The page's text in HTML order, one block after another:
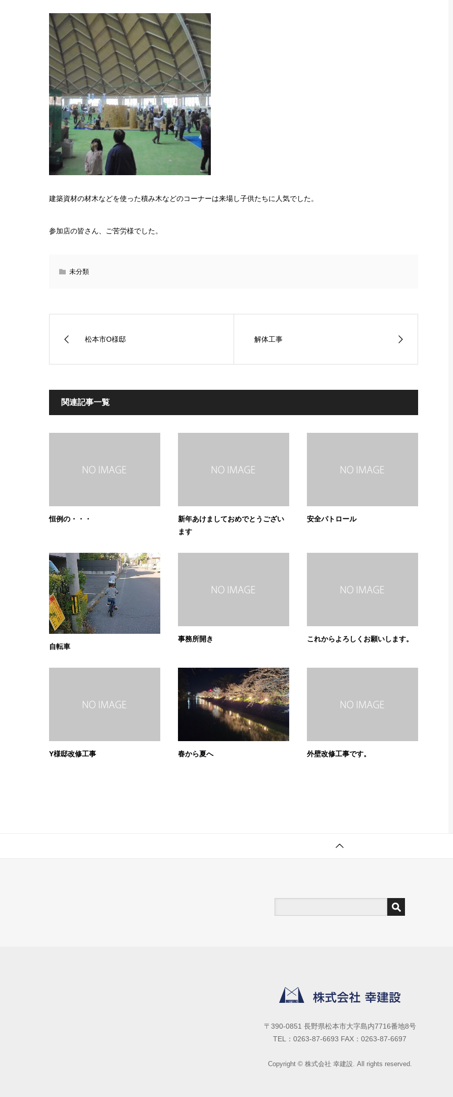
建築資材の材木などを使った積み木などのコーナーは来場し子供たちに人気でした。
参加店の皆さん、ご苦労様でした。
未分類
松本市O様邸 解体工事
関連記事一覧
恒例の・・・
新年あけましておめでとうござい
ます
安全パトロール
自転車
事務所開き これからよろしくお願いします。
Y様邸改修工事 春から夏へ 外壁改修工事です。
〒390-0851 長野県松本市大字島内7716番地8号
TEL：0263-87-6693 FAX：0263-87-6697
Copyright © 株式会社 幸建設. All rights reserved.